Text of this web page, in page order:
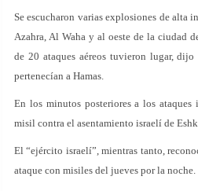
Se escucharon varias explosiones de alta
Azahra, Al Waha y al oeste de la ciudad
de 20 ataques aéreos tuvieron lugar,
pertenecían a Hamas.
En los minutos posteriores a los ataques
misil contra el asentamiento israelí de
El “ejército israelí”, mientras tanto,
ataque con misiles del jueves por la noche.